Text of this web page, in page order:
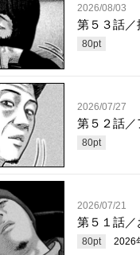
2026/08/03
第５３話
80pt
2026/07/27
第５２話
80pt
2026/07/21
第５１話
80pt 2026